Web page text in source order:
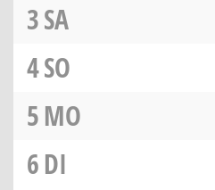
3SA
4SO
5MO
6DI